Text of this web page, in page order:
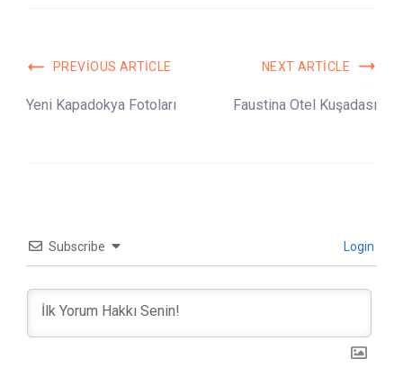
Post
Navigation
PREVIOUS ARTICLE
Yeni Kapadokya Fotoları
NEXT ARTICLE
Faustina Otel Kuşadası
Subscribe Login